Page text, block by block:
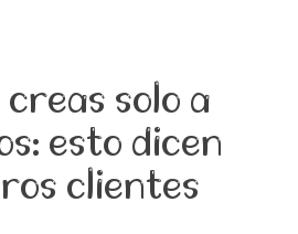
creas solo a
esto dicen
clientes